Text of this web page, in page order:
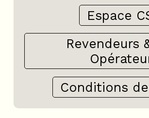
Espace
Revendeurs
Conditions